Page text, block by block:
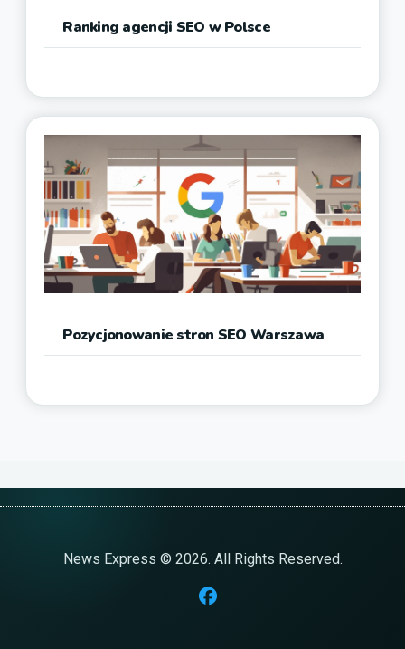
Ranking agencji SEO w Polsce
Pozycjonowanie stron SEO Warszawa
News Express © 2026. All Rights Reserved.